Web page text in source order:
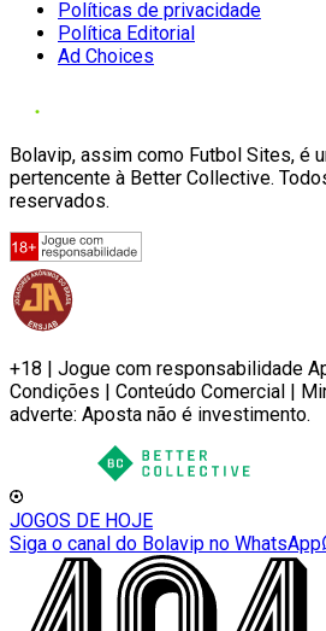
Políticas de privacidade
Política Editorial
Ad Choices
Bolavip, assim como Futbol Sites, é
pertencente à Better Collective.
reservados.
+18 | Jogue com responsabilidade
Condições | Conteúdo Comercial |
adverte: Aposta não é investimento.
JOGOS DE HOJE
Siga o canal do Bolavip no WhatsApp